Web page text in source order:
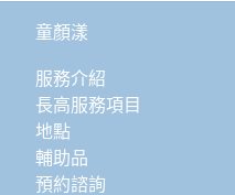
童顏漾
服務介紹
長高服務項目
地點
輔助品
預約諮詢